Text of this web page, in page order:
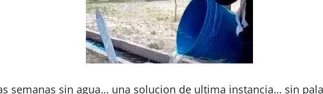
semanas sin agua… una solucion de ultima instancia… sin